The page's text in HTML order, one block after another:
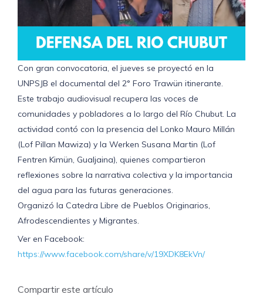
Con gran convocatoria, el jueves se proyectó en la
UNPSJB el documental del 2° Foro Trawün itinerante.
Este trabajo audiovisual recupera las voces de
comunidades y pobladores a lo largo del Río Chubut. La
actividad contó con la presencia del Lonko Mauro Millán
(Lof Pillan Mawiza) y la Werken Susana Martin (Lof
Fentren Kimün, Gualjaina), quienes compartieron
reflexiones sobre la narrativa colectiva y la importancia
del agua para las futuras generaciones.
Organizó la Catedra Libre de Pueblos Originarios,
Afrodescendientes y Migrantes.
Ver en Facebook:
https://www.facebook.com/share/v/19XDK8EkVn/
Compartir este artículo